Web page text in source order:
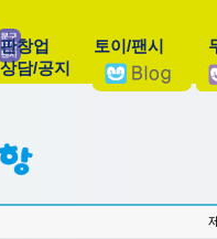
창업 토이/팬시
담/공지